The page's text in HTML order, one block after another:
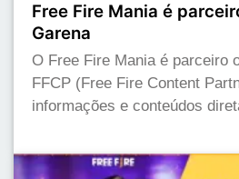
Free Fire Mania é
Garena
O Free Fire Mania é parceiro
FFCP (Free Fire Content
informações e conteúdos